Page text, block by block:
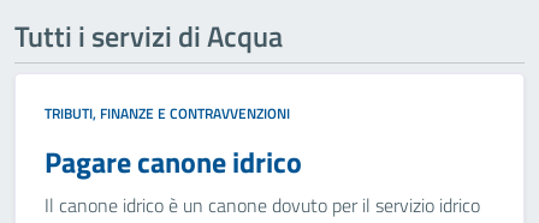
Tutti i servizi di Acqua
TRIBUTI, FINANZE E CONTRAVVENZIONI
Pagare canone idrico
Il canone idrico è un canone dovuto per il servizio idrico